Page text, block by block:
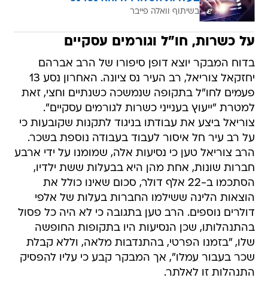
בשיתוף וואלה פייבר
על כשרות, חו"ל וגורמים עסקיים
בדוח המבקר יוצא דופן סיפורו של הרב אברהם
יחזקאל צוריאל, רב העיר נס ציונה. האחרון נסע 13
פעמים לחו"ל בתקופה שנמשכה כשנתיים וחצי, זאת
למטרת "ייעוץ בענייני כשרות לגורמים עסקיים".
צוריאל ביצע את עבודתו בניגוד לתקנות שקובעות כי
על רב עיר חל איסור לעבוד בעבודה נוספת בשכר.
הרב צוריאל טען כי נסיעות אלה, שמומנו על ידי ארבע
חברות שונות, אחת מהן היא בבעלות ששת ילדיו,
הסתכמו ב-22 אלף דולר, סכום שאינו כולל את
הוצאות הלינה ששילמו החברות בעלות של אלפי
דולרים נוספים. הרב טען בתגובה כי לא היה כל פסול
בהתנהלותו, שכן הנסיעות היו בתקופות החופשה
שלו, "בזמנו הפרטי, בהתנדבות מלאה, וללא קבלת
שכר בעבור עמלו", אך המבקר קבע כי עליו להפסיק
התנהלות זו לאלתר.